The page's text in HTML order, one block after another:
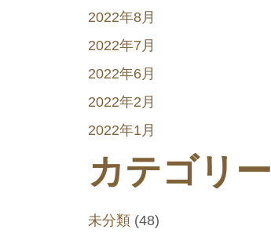
2022年8月
2022年7月
2022年6月
2022年2月
2022年1月
カテゴリー
未分類 (48)